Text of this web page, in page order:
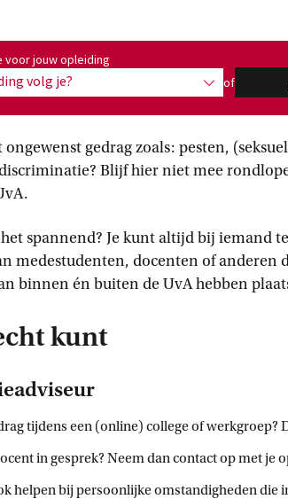
opleiding:
voor jouw opleiding
volg je? toon opties
of
gedrag zoals: pesten,
Blijf hier niet mee
spannend? Je kunt altijd bij iemand
medestudenten, docenten of anderen
binnen én buiten de UvA hebben
kunt
tijdens een (online) college of werkgroep?
in gesprek? Neem dan contact op met je
helpen bij persoonlijke omstandigheden die